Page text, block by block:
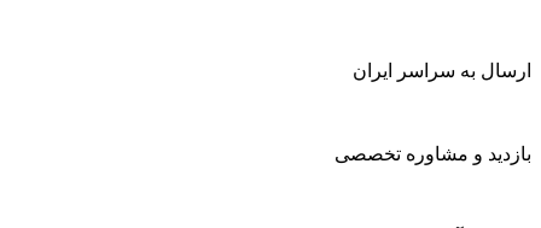
ارسال به سراسر ایران
بازدید و مشاوره تخصصی